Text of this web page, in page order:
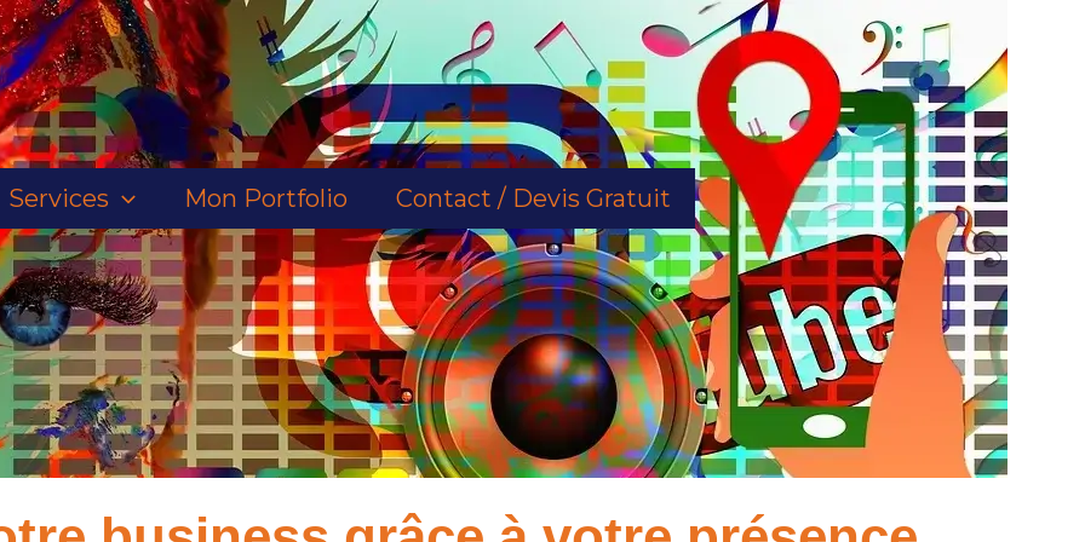
Services Mon Portfolio Contact / Devis Gratuit